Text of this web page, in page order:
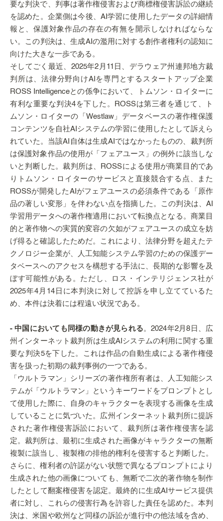
要な判決で、判事は著作権侵害および商標権侵害訴訟の継続
を認めた。企業側は今後、AI学習に使用したデータの詳細情
報と、保護対象作品の存在の有無を開示しなければならな
い。この判決は、生成AIの濫用に対する創作者権利の認知に
向けた大きな一歩である。
そしてごく最近、2025年2月11日、デラウェア州連邦地方裁
判所は、法律分野向けAIを専門とするスタートアップ企業
ROSS Intelligenceとの係争において、トムソン・ロイターに
有利な重要な判決4を下した。ROSSは第三者を通じて、ト
ムソン・ロイターの「Westlaw」データベースの著作権保護
コンテンツを自社AIシステムの学習に使用したとして訴えら
れていた。当該AI自体は生成AIではなかったものの、裁判所
は保護対象作品の使用が「フェアユース」の例外に該当しな
いと判断した。裁判所は、ROSSによる使用が商業目的であ
りトムソン・ロイターのサービスと直接競合する点、また
ROSSが開発したAIがフェアユースの必須条件である「原作
品の著しい変形」を伴わない点を指摘した。この判決は、AI
学習用データへの著作権適用において転換点となる。商業目
的と著作物への実質的変容の欠如がフェアユースの成立を妨
げ得ると確認したためだ。これにより、法律分野を超えたテ
クノロジー企業が、人工知能システム学習のための保護デー
タベースへのアクセスを構想する手法に、長期的な影響を及
ぼす可能性がある。ただし、ロス・インテリジェンス社が
2025年4月14日に本判決に対して控訴を申し立てているた
め、本件は決着には程遠い状況である。
- 中国においても同様の動きが見られる。2024年2月8日、広
州インターネット裁判所は生成AIシステムの利用に関する重
要な判決5を下した。これは作品の自動生成による著作権侵
害を扱った初期の裁判事例の一つである。
「ウルトラマン」シリーズの著作権所有者は、人工知能シス
テムが「ウルトラマン」というキーワードをプロンプトとし
て使用した際に、自身のキャラクターを表現する画像を生成
していることに気づいた。広州インターネット裁判所に提訴
された著作権侵害訴訟において、裁判所は著作権侵害を認
定。裁判所は、最初に生成された画像がキャラクターの無断
複製に該当し、複製権の排他的権利を侵害すると判断した。
さらに、権利者の許諾がない状態で異なるプロンプトにより
生成された他の画像についても、無断で二次的著作物を制作
したとして翻案権侵害を認定。最終的に生成AIサービス提供
者に対し、これらの侵害行為を許容した責任を認めた。本判
決は、米国や欧州など同様の訴訟が進行中の他法域を含め、